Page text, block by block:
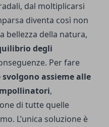
dal moltiplicarsi
diventa così non
bellezza della natura,
degli
Per fare
assieme alle
,
di tutte quelle
L’unica soluzione è